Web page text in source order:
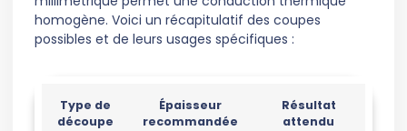
homogène. Voici un récapitulatif des coupes
possibles et de leurs usages spécifiques :
Type de
découpe
Épaisseur
recommandée
Résultat
attendu